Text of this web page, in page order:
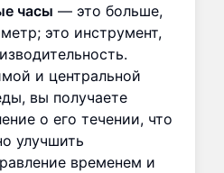
часы — это больше,
это инструмент,
и центральной
вы получаете
о его течении, что
улучшить
временем и